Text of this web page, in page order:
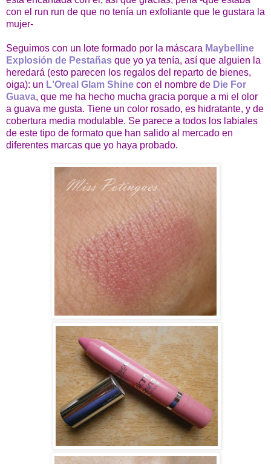
con el run run de que no tenía un exfoliante que le gustara la
mujer-
Seguimos con un lote formado por la máscara Maybelline
Explosión de Pestañas que yo ya tenía, así que alguien la
heredará (esto parecen los regalos del reparto de bienes,
oiga): un L'Oreal Glam Shine con el nombre de Die For
Guava, que me ha hecho mucha gracia porque a mi el olor
a guava me gusta. Tiene un color rosado, es hidratante, y de
cobertura media modulable. Se parece a todos los labiales
de este tipo de formato que han salido al mercado en
diferentes marcas que yo haya probado.